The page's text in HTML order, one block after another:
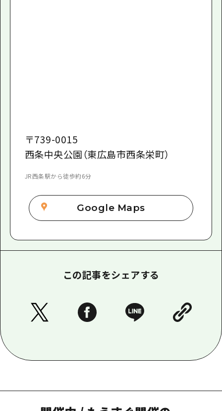
〒739-0015
西条中央公園（東広島市西条栄町）
JR西条駅から徒歩約6分
Google Maps
この記事をシェアする